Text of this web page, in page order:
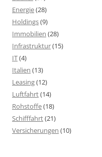
Energie(28)
Holdings(9)
Immobilien (28)
Infrastruktur(15)
IT(4)
Italien (13)
Leasing(12)
Luftfahrt(14)
Rohstoffe(18)
Schifffahrt(21)
Versicherungen (10)